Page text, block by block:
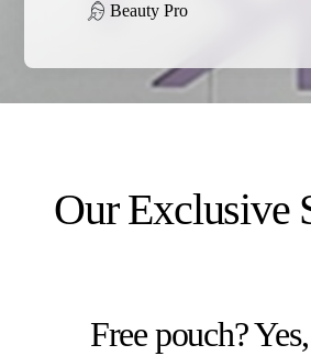
Beauty Pro
Our Exclusive
Free pouch?